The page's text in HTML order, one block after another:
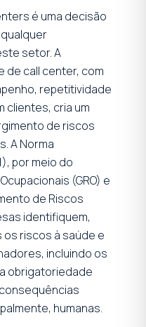
é uma decisão
setor. A
de call center, com
repetitividade
clientes, cria um
de riscos
A Norma
por meio do
(GRO) e
de Riscos
identifiquem,
riscos à saúde e
incluindo os
obrigatoriedade
humanas.